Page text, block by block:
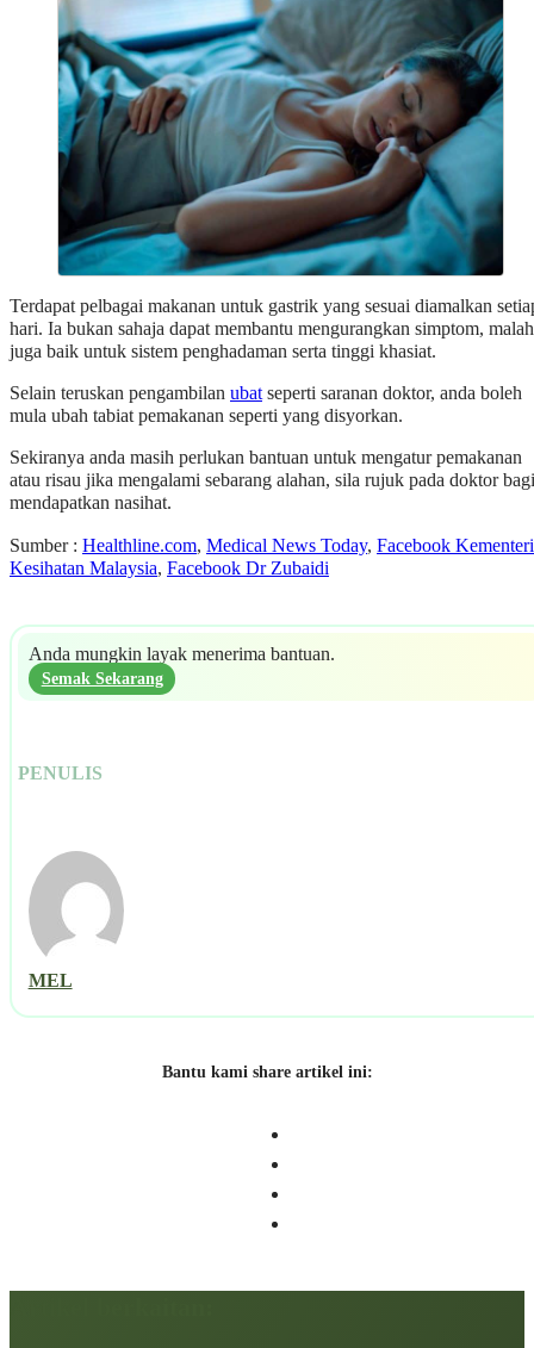
Terdapat pelbagai makanan untuk gastrik yang sesuai diamalkan
hari. Ia bukan sahaja dapat membantu mengurangkan simptom,
juga baik untuk sistem penghadaman serta tinggi khasiat.
Selain teruskan pengambilan ubatseperti saranan doktor, anda boleh
mula ubah tabiat pemakanan seperti yang disyorkan.
Sekiranya anda masih perlukan bantuan untuk mengatur pemakanan
atau risau jika mengalami sebarang alahan, sila rujuk pada doktor bagi
mendapatkan nasihat.
Sumber : Healthline.com, Medical News Today, Facebook
Kesihatan Malaysia, Facebook Dr Zubaidi
Anda mungkin layak menerima bantuan.
Semak Sekarang
PENULIS
MEL
Bantu kami share artikel ini: